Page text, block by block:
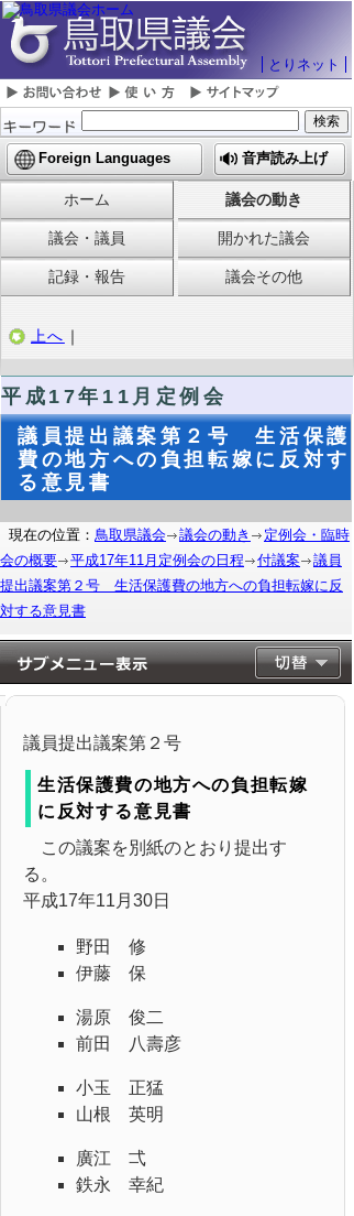
とりネット
Foreign Languages 音声読み上げ
ホーム 議会の動き
議会・議員 開かれた議会
記録・報告 議会その他
上へ ｜
平成17年11月定例会
議員提出議案第２号 生活保護
費の地方への負担転嫁に反対す
る意見書
現在の位置： 鳥取県議会 議会の動き
定例会・臨時
会の概要
平成17年11月定例会の日程 付議案
議員
提出議案第２号 生活保護費の地方への負担転嫁に反
対する意見書
議員提出議案第２号
生活保護費の地方への負担転嫁
に反対する意見書
この議案を別紙のとおり提出す
る。
平成17年11月30日
野田 修
伊藤 保
湯原 俊二
前田 八壽彦
小玉 正猛
山根 英明
廣江 弌
鉄永 幸紀